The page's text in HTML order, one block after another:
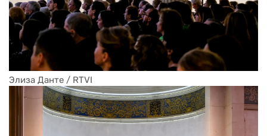
Элиза Данте / RTVI